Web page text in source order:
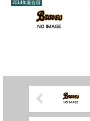
2014年夏合宿